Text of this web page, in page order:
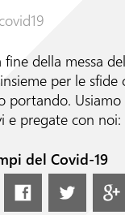
covid19
della messa
per le sfide
portando.
e pregate con noi:
del Covid-19
e Padre